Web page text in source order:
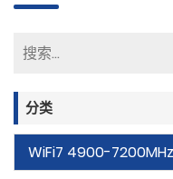
分类
WiFi7 4900-7200MHz